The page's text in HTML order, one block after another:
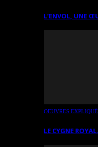
L’ENVOL, UNE
OEUVRES
LE CYGNE